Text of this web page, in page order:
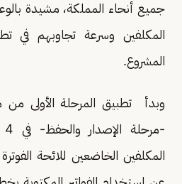
جميع أنحاء المملكة، مشيدة
المكلفين وسرعة تجاوبهم في
المشروع.
وبدأ تطبيق المرحلة الأولى من
المكلفين الخاضعين للائحة الفوترة